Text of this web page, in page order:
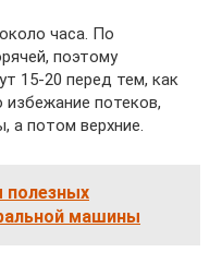
часа. По
поэтому
15-20 перед тем, как
избежание потеков,
а потом верхние.
полезных
машины